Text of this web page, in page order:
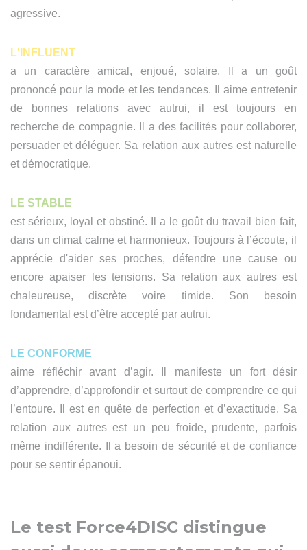
agressive.
L'INFLUENT
a un caractère amical, enjoué, solaire. Il a un goût
prononcé pour la mode et les tendances. Il aime entretenir
de bonnes relations avec autrui, il est toujours en
recherche de compagnie. Il a des facilités pour collaborer,
persuader et déléguer. Sa relation aux autres est naturelle
et démocratique.
LE STABLE
est sérieux, loyal et obstiné. Il a le goût du travail bien fait,
dans un climat calme et harmonieux. Toujours à l’écoute, il
apprécie d'aider ses proches, défendre une cause ou
encore apaiser les tensions. Sa relation aux autres est
chaleureuse, discrète voire timide. Son besoin
fondamental est d’être accepté par autrui.
LE CONFORME
aime réfléchir avant d’agir. Il manifeste un fort désir
d’apprendre, d’approfondir et surtout de comprendre ce qui
l’entoure. Il est en quête de perfection et d’exactitude. Sa
relation aux autres est un peu froide, prudente, parfois
même indifférente. Il a besoin de sécurité et de confiance
pour se sentir épanoui.
Le test Force4DISC distingue